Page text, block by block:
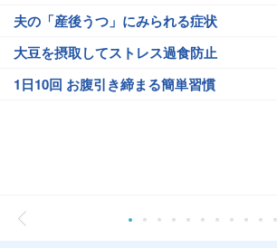
夫の「産後うつ」にみられる症状
大豆を摂取してストレス過食防止
1日10回 お腹引き締まる簡単習慣